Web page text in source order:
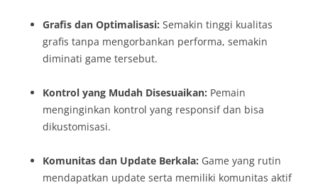
Grafis dan Optimalisasi: Semakin tinggi kualitas
grafis tanpa mengorbankan performa, semakin
diminati game tersebut.
Kontrol yang Mudah Disesuaikan: Pemain
menginginkan kontrol yang responsif dan bisa
dikustomisasi.
Komunitas dan Update Berkala: Game yang rutin
mendapatkan update serta memiliki komunitas aktif